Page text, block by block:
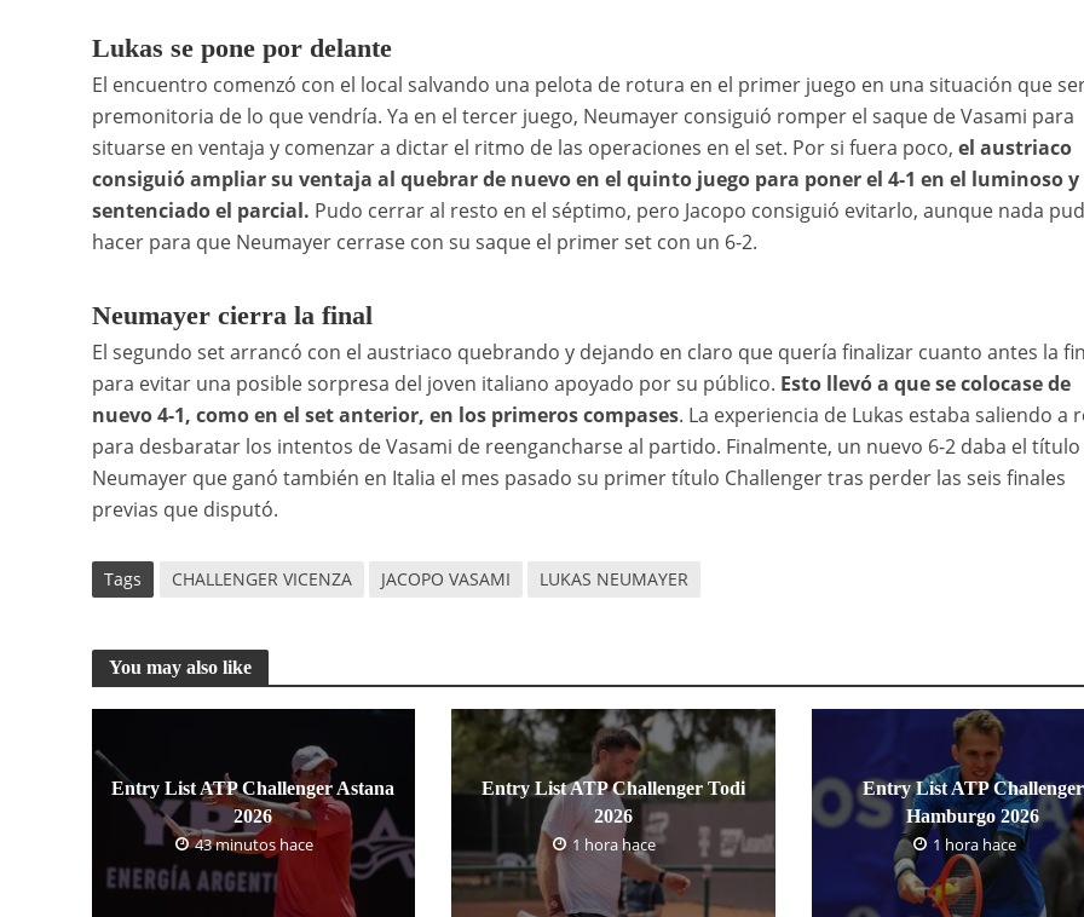
Lukas se pone por delante
El encuentro comenzó con el local salvando una pelota de rotura en el primer juego en una situación que
premonitoria de lo que vendría. Ya en el tercer juego, Neumayer consiguió romper el saque de Vasami para
situarse en ventaja y comenzar a dictar el ritmo de las operaciones en el set. Por si fuera poco, el austriaco
consiguió ampliar su ventaja al quebrar de nuevo en el quinto juego para poner el 4-1 en el luminoso
sentenciado el parcial. Pudo cerrar al resto en el séptimo, pero Jacopo consiguió evitarlo, aunque nada
hacer para que Neumayer cerrase con su saque el primer set con un 6-2.
Neumayer cierra la final
El segundo set arrancó con el austriaco quebrando y dejando en claro que quería finalizar cuanto antes la
para evitar una posible sorpresa del joven italiano apoyado por su público. Esto llevó a que se colocase de
nuevo 4-1, como en el set anterior, en los primeros compases. La experiencia de Lukas estaba saliendo a
para desbaratar los intentos de Vasami de reengancharse al partido. Finalmente, un nuevo 6-2 daba el
Neumayer que ganó también en Italia el mes pasado su primer título Challenger tras perder las seis finales
previas que disputó.
Tags CHALLENGER VICENZA JACOPO VASAMI LUKAS NEUMAYER
You may also like
Entry List ATP Challenger Astana
2026
43 minutos hace
Entry List ATP Challenger Todi
2026
1 hora hace
Entry List ATP Challenger
Hamburgo 2026
1 hora hace